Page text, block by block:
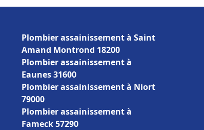
Plombier assainissement à Saint
Amand Montrond 18200
Plombier assainissement à
Eaunes 31600
Plombier assainissement à Niort
79000
Plombier assainissement à
Fameck 57290